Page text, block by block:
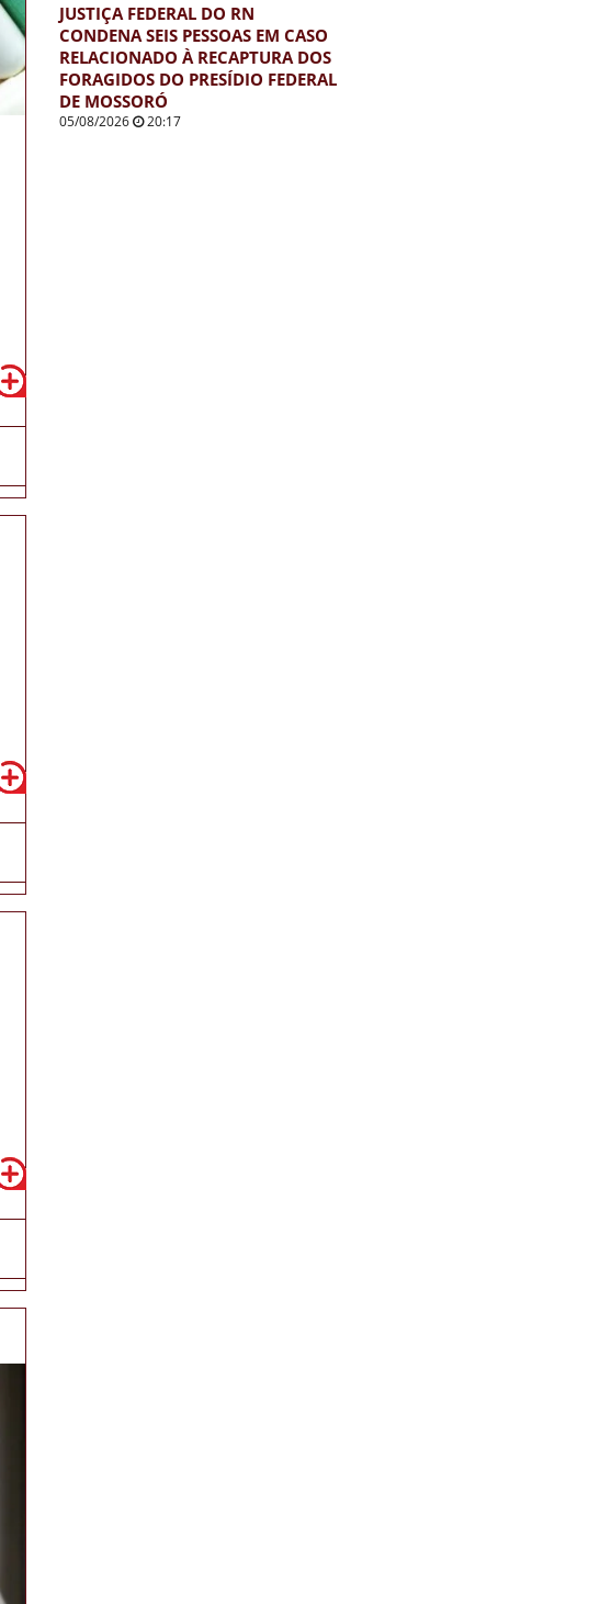
JUSTIÇA FEDERAL DO RN
CONDENA SEIS PESSOAS EM CASO
RELACIONADO À RECAPTURA DOS
FORAGIDOS DO PRESÍDIO FEDERAL
DE MOSSORÓ
05/08/2026 20:17